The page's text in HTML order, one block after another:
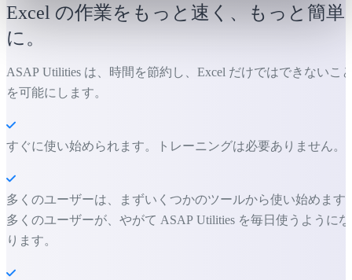
Excel の作業をもっと速く、もっと簡単
に。
ASAP Utilities は、時間を節約し、Excel だけではできないこ
を可能にします。
すぐに使い始められます。トレーニングは必要ありません。
多くのユーザーは、まずいくつかのツールから使い始めます
多くのユーザーが、やがて ASAP Utilities を毎日使うようにな
ります。